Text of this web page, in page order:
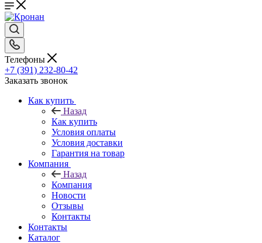
Телефоны
+7 (391) 232-80-42
Заказать звонок
Как купить
Назад
Как купить
Условия оплаты
Условия доставки
Гарантия на товар
Компания
Назад
Компания
Новости
Отзывы
Контакты
Контакты
Каталог